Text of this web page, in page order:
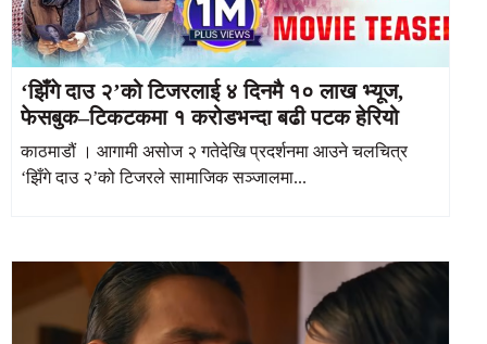
‘झिँगे दाउ २’को टिजरलाई ४ दिनमै १० लाख भ्यूज,
फेसबुक–टिकटकमा १ करोडभन्दा बढी पटक हेरियो
काठमाडौं । आगामी असोज २ गतेदेखि प्रदर्शनमा आउने चलचित्र
‘झिँगे दाउ २’को टिजरले सामाजिक सञ्जालमा...